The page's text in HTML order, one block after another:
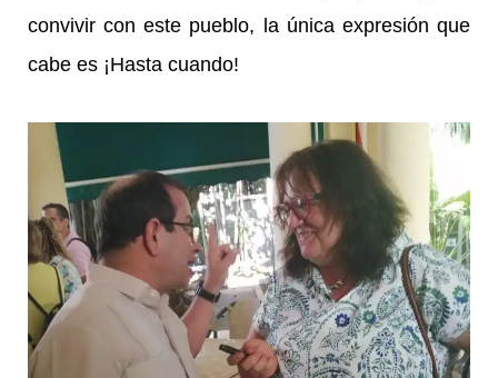
convivir con este pueblo, la única expresión que
cabe es ¡Hasta cuando!